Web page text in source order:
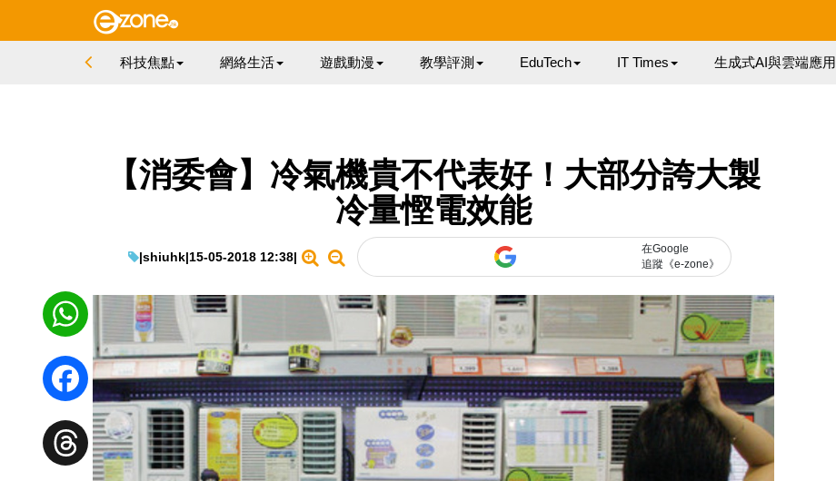
科技焦點 網絡生活 遊戲動漫 教學評測 EduTech IT Times 生成式AI與雲端應用
【消委會】冷氣機貴不代表好！大部分誇大製
冷量慳電效能
|shiuhk|15-05-2018 12:38|
在Google
追蹤《e-zone》
WhatsApp
Facebook